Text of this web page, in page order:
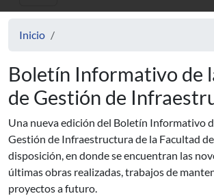
Inicio
Boletín Informativo de
de Gestión de
Una nueva edición del Boletín Informativo
Gestión de Infraestructura de la Facultad
disposición, en donde se encuentran las
últimas obras realizadas, trabajos de
proyectos a futuro.